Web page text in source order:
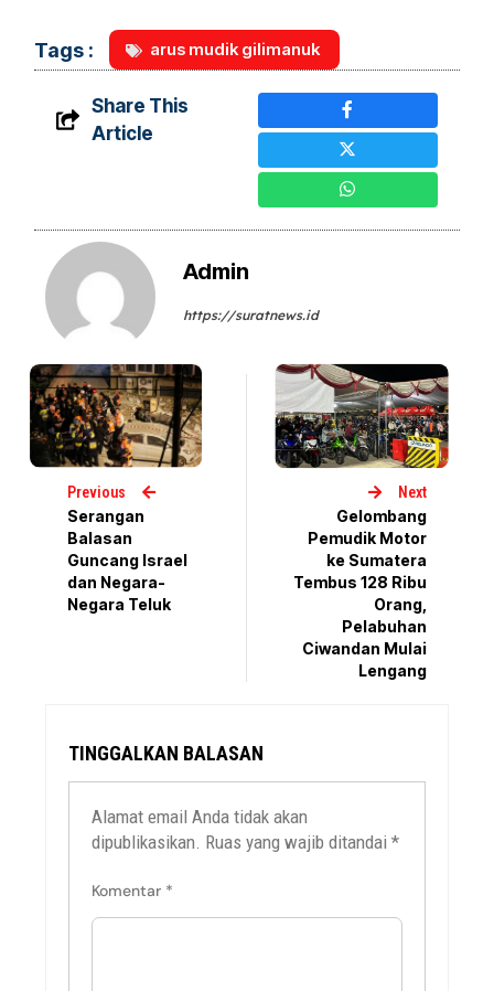
Tags : arus mudik gilimanuk
Share This
Article
Admin
https://suratnews.id
Previous
Serangan
Balasan
Guncang Israel
dan Negara-
Negara Teluk
Next
Gelombang
Pemudik Motor
ke Sumatera
Tembus 128 Ribu
Orang,
Pelabuhan
Ciwandan Mulai
Lengang
TINGGALKAN BALASAN
Alamat email Anda tidak akan
dipublikasikan. Ruas yang wajib ditandai*
Komentar *